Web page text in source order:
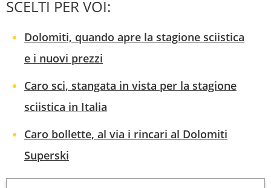
SCELTI PER VOI:
Dolomiti, quando apre la stagione sciistica
e i nuovi prezzi
Caro sci, stangata in vista per la stagione
sciistica in Italia
Caro bollette, al via i rincari al Dolomiti
Superski